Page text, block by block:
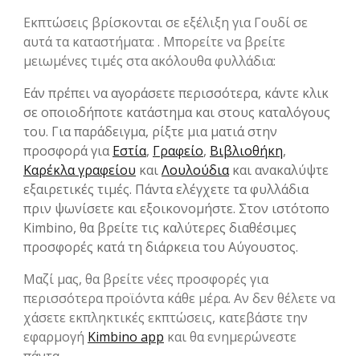
Εκπτώσεις βρίσκονται σε εξέλιξη για Γουδί σε
αυτά τα καταστήματα: . Μπορείτε να βρείτε
μειωμένες τιμές στα ακόλουθα φυλλάδια:
Εάν πρέπει να αγοράσετε περισσότερα, κάντε κλικ
σε οποιοδήποτε κατάστημα και στους καταλόγους
του. Για παράδειγμα, ρίξτε μια ματιά στην
προσφορά γιαΕστία, Γραφείο, Βιβλιοθήκη,
Καρέκλα γραφείου καιΛουλούδιακαι ανακαλύψτε
εξαιρετικές τιμές. Πάντα ελέγχετε τα φυλλάδια
πριν ψωνίσετε και εξοικονομήστε. Στον ιστότοπο
Kimbino, θα βρείτε τις καλύτερες διαθέσιμες
προσφορές κατά τη διάρκεια του Αύγουστος.
Μαζί μας, θα βρείτε νέες προσφορές για
περισσότερα προϊόντα κάθε μέρα. Αν δεν θέλετε να
χάσετε εκπληκτικές εκπτώσεις, κατεβάστε την
εφαρμογή Kimbino app και θα ενημερώνεστε